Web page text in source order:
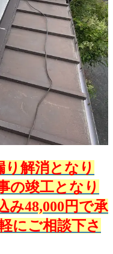
解消となり
の竣工となり
み48,000円で承
にご相談下さ